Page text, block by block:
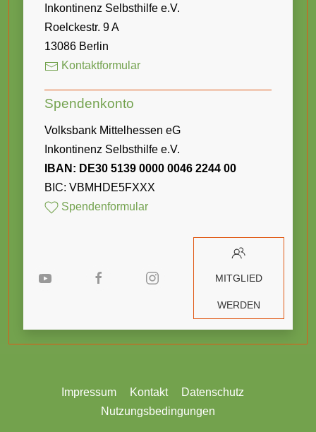
Inkontinenz Selbsthilfe e.V.
Roelckestr. 9 A
13086 Berlin
Kontaktformular
Spendenkonto
Volksbank Mittelhessen eG
Inkontinenz Selbsthilfe e.V.
IBAN: DE30 5139 0000 0046 2244 00
BIC: VBMHDE5FXXX
Spendenformular
MITGLIED
WERDEN
Impressum Kontakt
Datenschutz
Nutzungsbedingungen